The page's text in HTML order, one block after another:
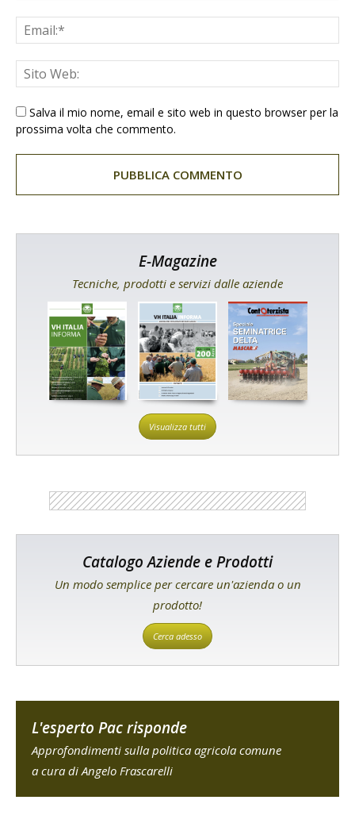
Salva il mio nome, email e sito web in questo browser per la
prossima volta che commento.
E-Magazine
Tecniche, prodotti e servizi dalle aziende
Visualizza tutti
Catalogo Aziende e Prodotti
Un modo semplice per cercare un'azienda o un
prodotto!
Cerca adesso
L'esperto Pac risponde
Approfondimenti sulla politica agricola comune
a cura di Angelo Frascarelli